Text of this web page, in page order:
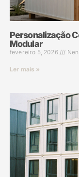
Personalização
Modular
fevereiro 5, 2026
Ler mais »